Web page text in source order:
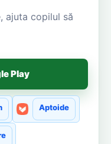
ajuta copilul să
Play
Aptoide